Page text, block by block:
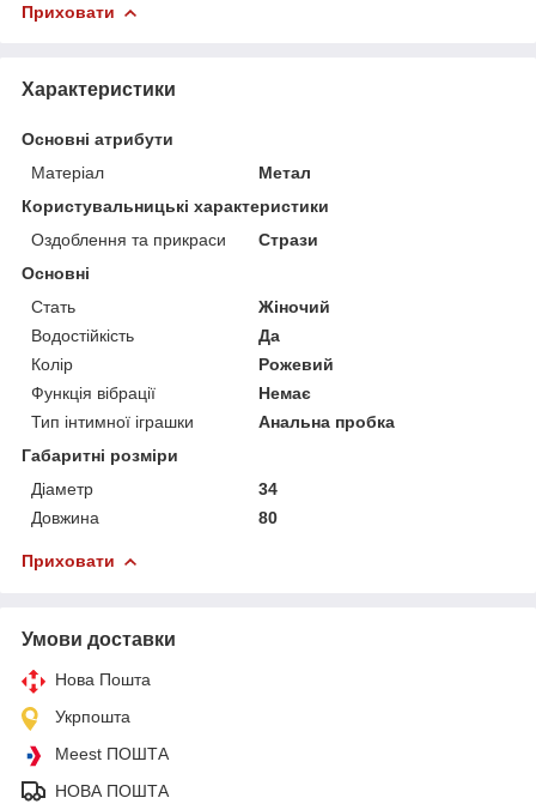
Приховати
Характеристики
Основні атрибути
Матеріал
Метал
Користувальницькі характеристики
Оздоблення та прикраси
Стрази
Основні
Стать
Жіночий
Водостійкість
Да
Колір
Рожевий
Функція вібрації
Немає
Тип інтимної іграшки
Анальна пробка
Габаритні розміри
Діаметр
34
Довжина
80
Приховати
Умови доставки
Нова Пошта
Укрпошта
Meest ПОШТА
НОВА ПОШТА